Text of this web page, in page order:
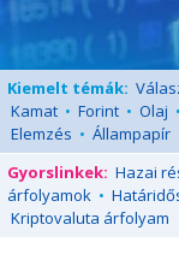
Kiemelt témák:
Kamat • Forint • Olaj •
Elemzés • Állampapír
Gyorslinkek: Hazai
árfolyamok •
Kriptovaluta árfolyam